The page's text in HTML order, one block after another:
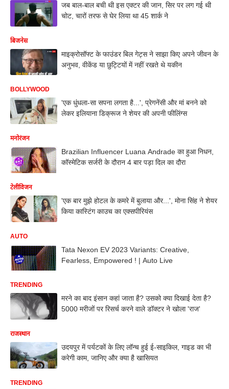
जब बाल-बाल बची थी इस एक्टर की जान, सिर पर लग गई थी
चोट, चारों तरफ से घेर लिया था 45 शार्क ने
बिजनेस
माइक्रोसॉफ्ट के फाउंडर बिल गेट्स ने साझा किए अपने जीवन के
अनुभव, वीकेंड या छुट्टियों में नहीं रखते थे यकीन
BOLLYWOOD
'एक धुंधला-सा सपना लगता है...', प्रेगनेंसी और मां बनने को
लेकर इलियाना डिक्रूज ने शेयर की अपनी फीलिंग्स
मनोरंजन
Brazilian Influencer Luana Andrade का हुआ निधन,
कॉस्मेटिक सर्जरी के दौरान 4 बार पड़ा दिल का दौरा
टेलीविजन
'एक बार मुझे होटल के कमरे में बुलाया और...', मोना सिंह ने शेयर
किया कास्टिंग काउच का एक्सपीरियंस
AUTO
Tata Nexon EV 2023 Variants: Creative,
Fearless, Empowered ! | Auto Live
TRENDING
मरने का बाद इंसान कहां जाता है? उसको क्या दिखाई देता है?
5000 मरीजों पर रिसर्च करने वाले डॉक्टर ने खोला 'राज'
राजस्थान
उदयपुर में पर्यटकों के लिए लॉन्च हुई ई-साइकिल, गाइड का भी
करेगी काम, जानिए और क्या है खासियत
TRENDING